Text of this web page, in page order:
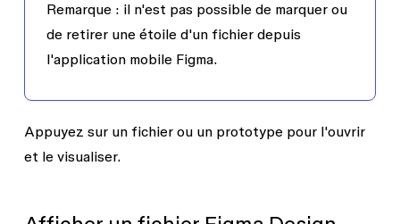
Remarque : il n'est pas possible de marquer ou
de retirer une étoile d'un fichier depuis
l'application mobile Figma.
Appuyez sur un fichier ou un prototype pour l'ouvrir
et le visualiser.